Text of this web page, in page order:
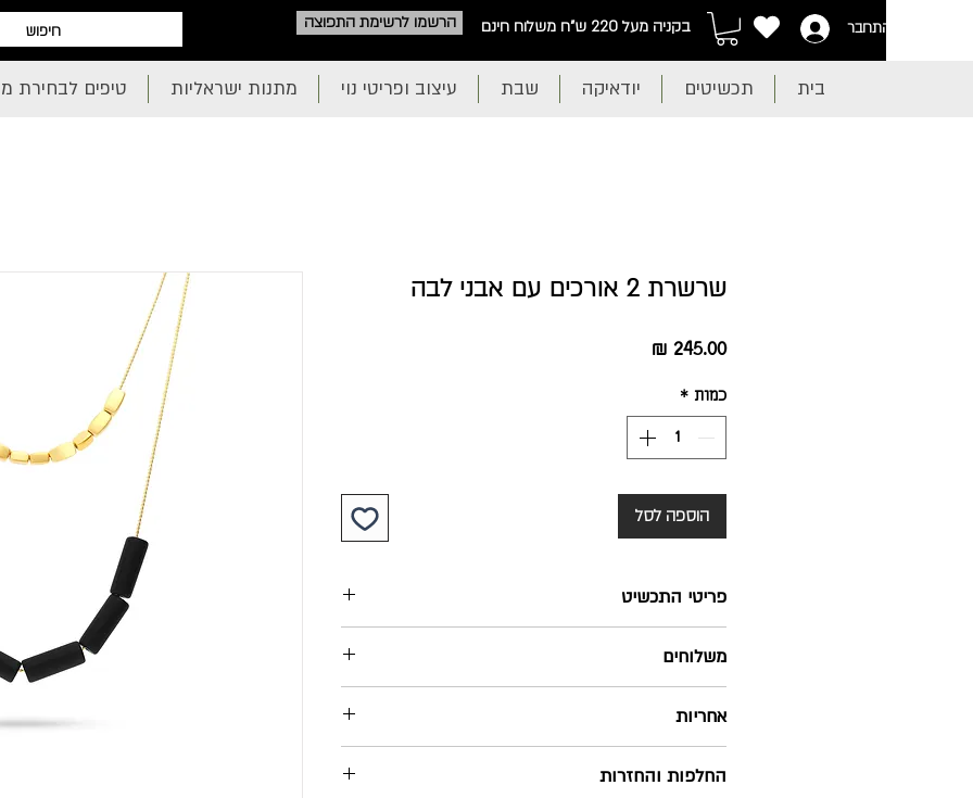
הרשמו לרשימת התפוצה בקניה מעל 220 ש"ח משלוח חינם התחבר
בית תכשיטים יודאיקה שבת עיצוב ופריטי נוי מתנות ישראליות טיפים לבחירת
שרשרת 2 אורכים עם אבני לבה
כמות *
הוספה לסל
פריטי התכשיט
משלוחים
בלבד
זמן משלוח: בין 3-6 ימי עסקים מיום המשלוח
אחריות
יש לשמור על הקבלה/ פתק החלפה על מנת להציגה במקרה
החלפות והחזרות